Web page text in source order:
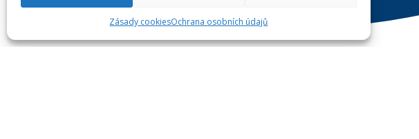
Zásady cookiesOchrana osobních údajů